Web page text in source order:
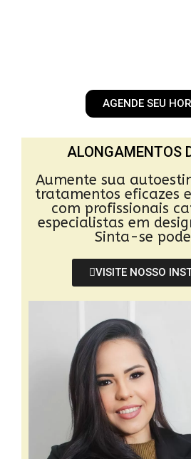
AGENDE SEU
ALONGAMENTOS
Aumente sua
tratamentos eficazes
com profissionais
especialistas em
Sinta-se
VISITE NOSSO